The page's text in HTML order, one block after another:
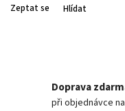
Zeptat se Hlídat
Doprava
při objednávce